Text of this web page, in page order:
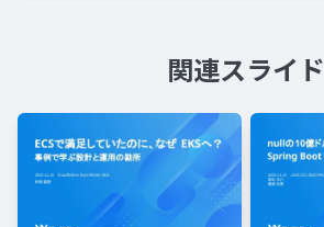
関連スライド